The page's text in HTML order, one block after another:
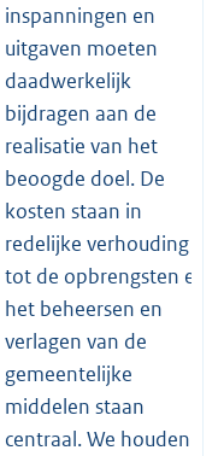
inspanningen en
uitgaven moeten
daadwerkelijk
bijdragen aan de
realisatie van het
beoogde doel. De
kosten staan in
redelijke verhouding
tot de opbrengsten en
het beheersen en
verlagen van de
gemeentelijke
middelen staan
centraal. We houden